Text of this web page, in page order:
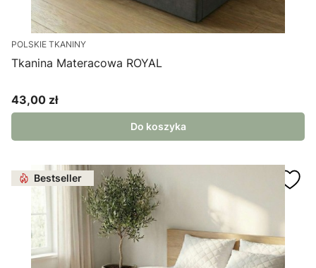
POLSKIE TKANINY
Tkanina Materacowa ROYAL
Cena
43,00 zł
Do koszyka
Bestseller